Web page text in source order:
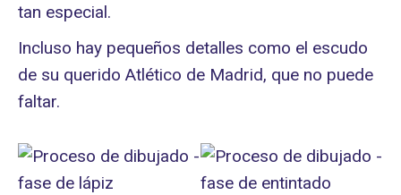
tan especial.
Incluso hay pequeños detalles como el escudo
de su querido Atlético de Madrid, que no puede
faltar.